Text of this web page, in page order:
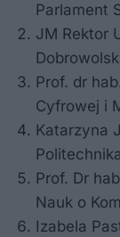
Parlament
JM Rektor
Prof. dr
Cyfrowej i
Katarzyna
Prof. Dr
Nauk o
Izabela